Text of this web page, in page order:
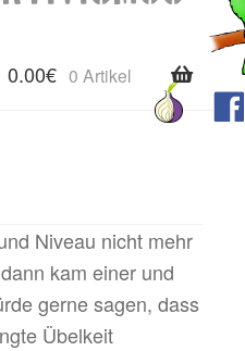
0.00€ 0 Artikel
Niveau nicht mehr
kam einer und
gerne sagen, dass
Übelkeit